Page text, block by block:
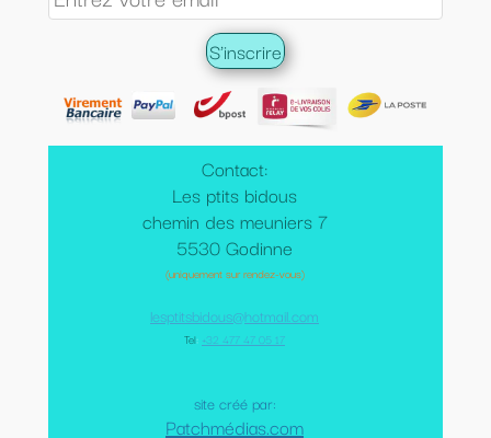
Contact:
Les ptits bidous
chemin des meuniers 7
5530 Godinne
(uniquement sur rendez-vous)
lesptitsbidous@hotmail.com
Tel: +32 477 47 05 17
site créé par:
Patchmédias.com